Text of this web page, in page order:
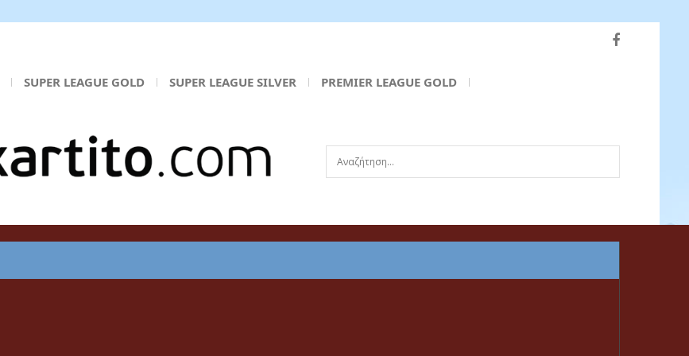
SUPER LEAGUE GOLD SUPER LEAGUE SILVER
PREMIER LEAGUE GOLD
Αναζήτηση...